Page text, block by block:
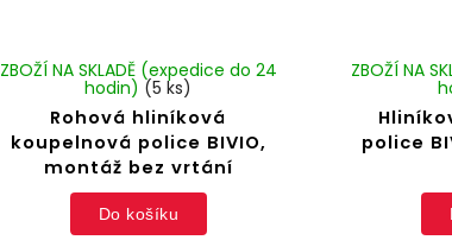
Rohová hliníková
koupelnová police BIVIO,
montáž bez vrtání
ZBOŽÍ NA SKLADĚ (expedice do 24
hodin) (5 ks)
Do košíku
police
ZBOŽÍ NA